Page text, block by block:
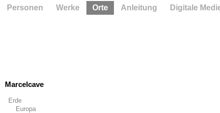
Marcelcave
Erde
Europa
Personen Werke Orte Anleitung Digitale